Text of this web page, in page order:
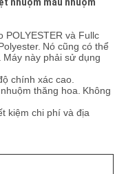
nhuộm màu nhuộm
POLYESTER và Fullc
Nó cũng có thể
Máy này phải sử dụng
chính xác cao.
thăng hoa. Không
kiệm chi phí và địa